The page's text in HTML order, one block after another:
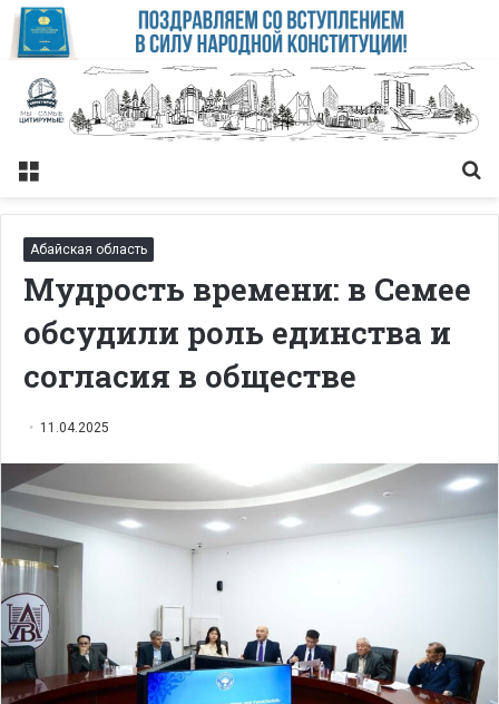
Меню
Абайская область
Мудрость времени: в Семее
обсудили роль единства и
согласия в обществе
11.04.2025